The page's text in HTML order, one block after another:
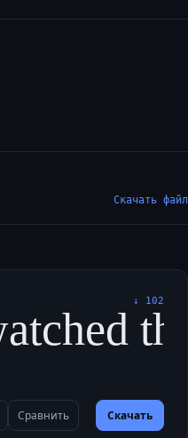
Скачать файл
for
↓ 102
Сравнить Скачать